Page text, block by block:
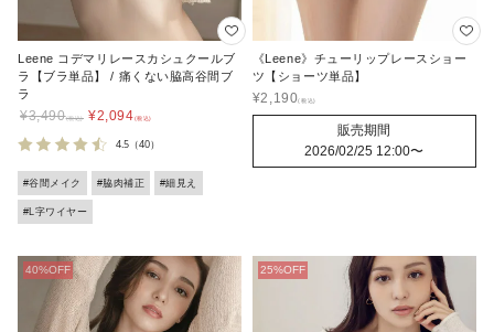
Leene コデマリレースカシュクールブ
ラ【ブラ単品】 / 痛くない脇高谷間ブ
ラ
¥3,490 ¥2,094
4.5 （40）
#谷間メイク #脇肉補正 #細見え
#L字ワイヤー
《Leene》チューリップレースショー
ツ【ショーツ単品】
¥2,190
販売期間
2026/02/25 12:00〜